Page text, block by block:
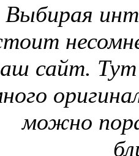
Выбирая
сайт. Тут
можно